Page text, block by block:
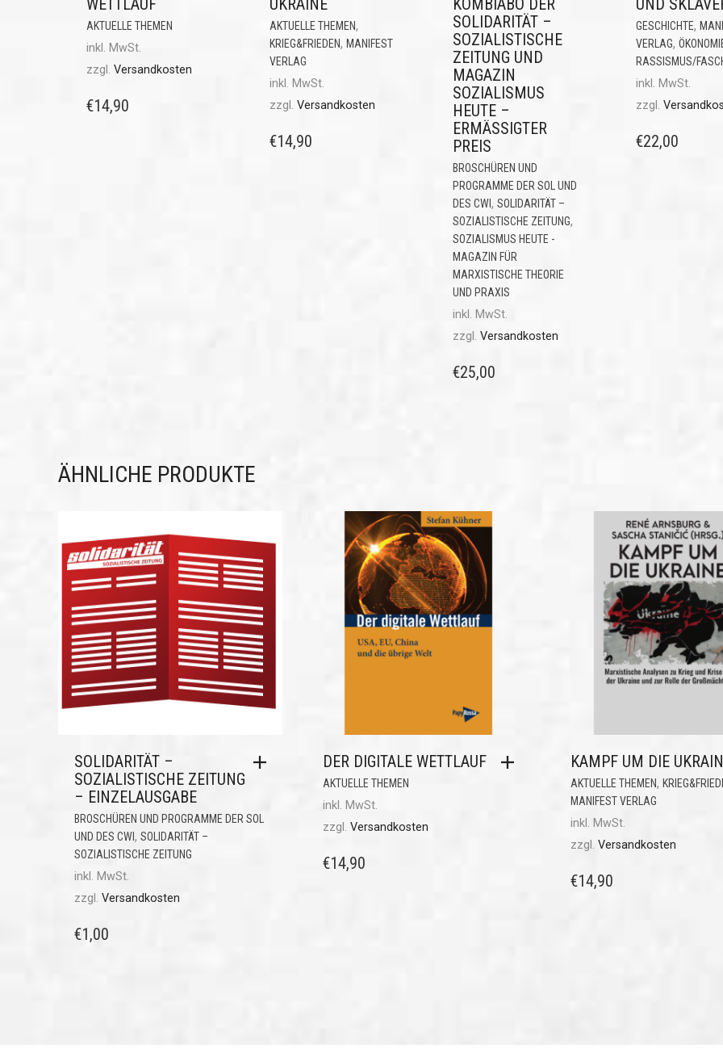
WETTLAUF
AKTUELLE THEMEN
inkl. MwSt.
zzgl. Versandkosten
€14,90
UKRAINE
AKTUELLE THEMEN,
KRIEG&FRIEDEN, MANIFEST
VERLAG
inkl. MwSt.
zzgl. Versandkosten
€14,90
KOMBIABO DER
SOLIDARITÄT –
SOZIALISTISCHE
ZEITUNG UND
MAGAZIN
SOZIALISMUS
HEUTE –
ERMÄSSIGTER P
REIS
BROSCHÜREN UND
PROGRAMME DER SOL UND
DES CWI, SOLIDARITÄT –
SOZIALISTISCHE ZEITUNG,
SOZIALISMUS HEUTE -
MAGAZIN FÜR
MARXISTISCHE THEORIE
UND PRAXIS
inkl. MwSt.
zzgl. Versandkosten
€25,00
UND
GESCHICHTE,
VERLAG,
RASSISMUS/
inkl. MwSt.
zzgl.
€22,00
ÄHNLICHE PRODUKTE
SOLIDARITÄT –
SOZIALISTISCHE ZEITUNG
– EINZELAUSGABE
BROSCHÜREN UND PROGRAMME DER SOL
UND DES CWI, SOLIDARITÄT –
SOZIALISTISCHE ZEITUNG
inkl. MwSt.
zzgl. Versandkosten
€1,00
DER DIGITALE WETTLAUF
AKTUELLE THEMEN
inkl. MwSt.
zzgl. Versandkosten
€14,90
KAMPF UM DIE
AKTUELLE THEMEN,
MANIFEST VERLAG
inkl. MwSt.
zzgl. Versandkosten
€14,90